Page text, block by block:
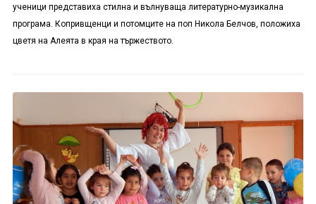
ученици представиха стилна и вълнуваща литературно-музикална
програма. Копривщенци и потомците на поп Никола Белчов, положиха
цветя на Алеята в края на тържеството.